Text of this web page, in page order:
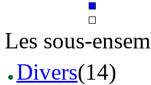
Les sous-
Divers(14)